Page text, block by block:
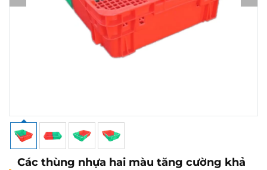
Các thùng nhựa hai màu tăng cường khả